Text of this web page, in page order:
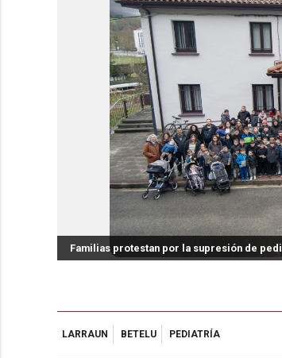
Familias protestan por la supresión de
LARRAUN BETELU PEDIATRÍA